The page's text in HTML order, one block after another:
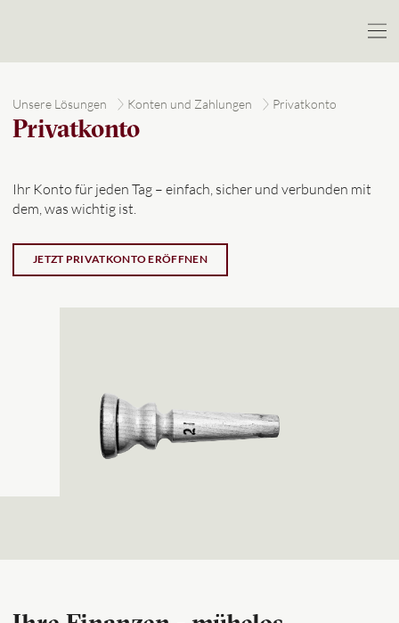
Unsere Lösungen Konten und Zahlungen Privatkonto
Privatkonto
Ihr Konto für jeden Tag – einfach, sicher und verbunden mit
dem, was wichtig ist.
JETZT PRIVATKONTO ERÖFFNEN